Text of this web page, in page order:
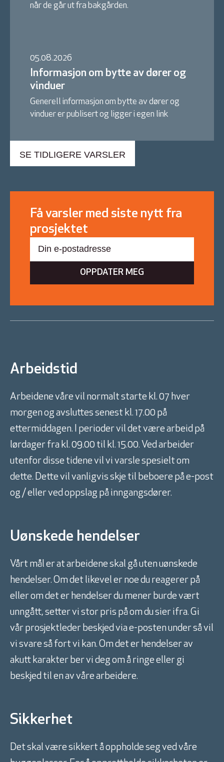
når de går ut fra bakgården.
05.08.2026
Informasjon om bytte av dører og
vinduer
Generell informasjon om bytte av dører og
vinduer er publisert og ligger i egen link
SE TIDLIGERE VARSLER
Få varsler med siste nytt fra
prosjektet
Arbeidstid
Arbeidene våre vil normalt starte kl. 07 hver
morgen og avsluttes senest kl. 17.00 på
ettermiddagen. I perioder vil det være arbeid på
lørdager fra kl. 09.00 til kl. 15.00. Ved arbeider
utenfor disse tidene vil vi varsle spesielt om
dette. Dette vil vanligvis skje til beboere på e-post
og / eller ved oppslag på inngangsdører.
Uønskede hendelser
Vårt mål er at arbeidene skal gå uten uønskede
hendelser. Om det likevel er noe du reagerer på
eller om det er hendelser du mener burde vært
unngått, setter vi stor pris på om du sier ifra. Gi
vår prosjektleder beskjed via e-posten under så vil
vi svare så fort vi kan. Om det er hendelser av
akutt karakter ber vi deg om å ringe eller gi
beskjed til en av våre arbeidere.
Sikkerhet
Det skal være sikkert å oppholde seg ved våre